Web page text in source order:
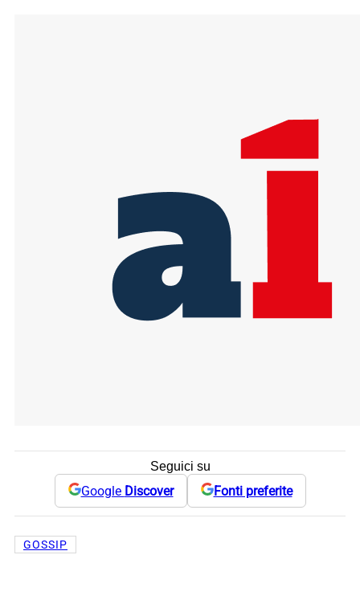
Seguici su
Google Discover Fonti preferite
GOSSIP